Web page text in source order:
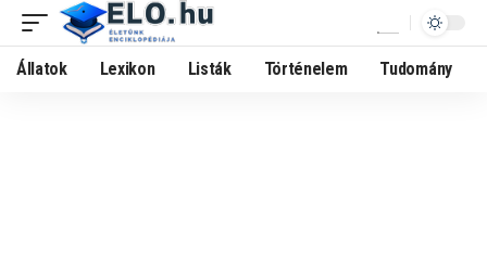
Állatok Lexikon Listák Történelem Tudomány